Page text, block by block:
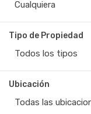
Cualquiera
Tipo de Propiedad
Todos los tipos
Ubicación
Todas las